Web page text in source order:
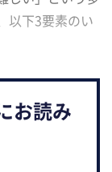
以下3要素のい
お読み